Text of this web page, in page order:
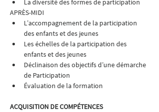
La diversité des formes de participation
APRÈS-MIDI
L’accompagnement de la participation
des enfants et des jeunes
Les échelles de la participation des
enfants et des jeunes
Déclinaison des objectifs d’une démarche
de Participation
Évaluation de la formation
ACQUISITION DE COMPÉTENCES